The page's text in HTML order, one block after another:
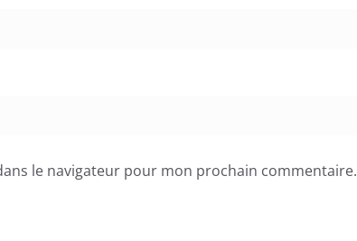
le navigateur pour mon prochain commentaire.